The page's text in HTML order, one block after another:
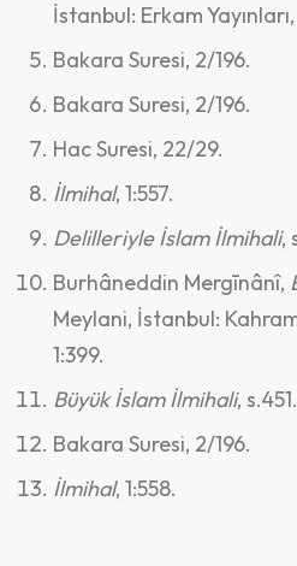
İstanbul: Erkam
Bakara Suresi, 2/196.
Bakara Suresi, 2/196.
Hac Suresi, 22/29.
İlmihal, 1:557.
Delilleriyle İslam İlmihali,
Burhâneddin Mergīnânî,
Meylani, İstanbul:
1:399.
Büyük İslam İlmihali, s.451.
Bakara Suresi, 2/196.
İlmihal, 1:558.